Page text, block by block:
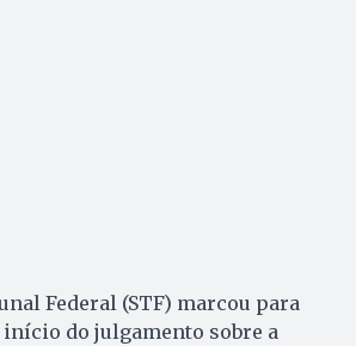
Federal (STF) marcou para
início do julgamento sobre a